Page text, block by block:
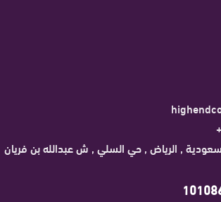
, الرياض , حي السلي , ش عبدالله بن فريان